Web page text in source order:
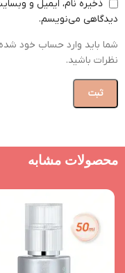
ذخیره نام، ایمیل و
دیدگاهی می‌نویسم.
شما باید وارد حساب خود شده
نظرات باشید.
محصولات مشابه